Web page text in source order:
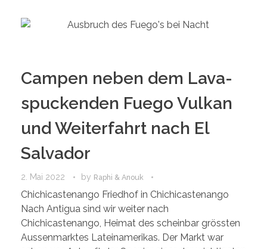
Campen neben dem Lava-
spuckenden Fuego Vulkan
und Weiterfahrt nach El
Salvador
2. Mai 2022 by Raphi & Anouk
Chichicastenango Friedhof in Chichicastenango
Nach Antigua sind wir weiter nach
Chichicastenango, Heimat des scheinbar grössten
Aussenmarktes Lateinamerikas. Der Markt war